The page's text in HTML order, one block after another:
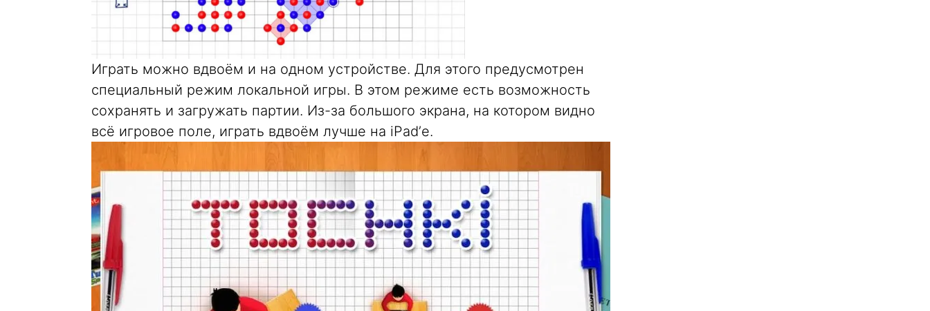
Играть можно вдвоём и на одном устройстве. Для этого предусмотрен
специальный режим локальной игры. В этом режиме есть возможность
сохранять и загружать партии. Из-за большого экрана, на котором видно
всё игровое поле, играть вдвоём лучше на iPad’е.